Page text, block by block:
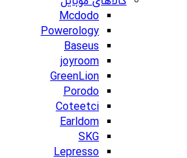
Mcdodo
Powerology
Baseus
joyroom
GreenLion
Porodo
Coteetci
Earldom
SKG
Lepresso